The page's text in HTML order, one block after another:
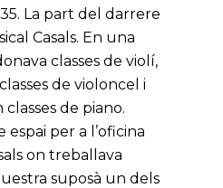
La part del darrere
Casals. En una
classes de violí,
de violoncel i
de piano.
per a l’oficina
on treballava
suposà un dels